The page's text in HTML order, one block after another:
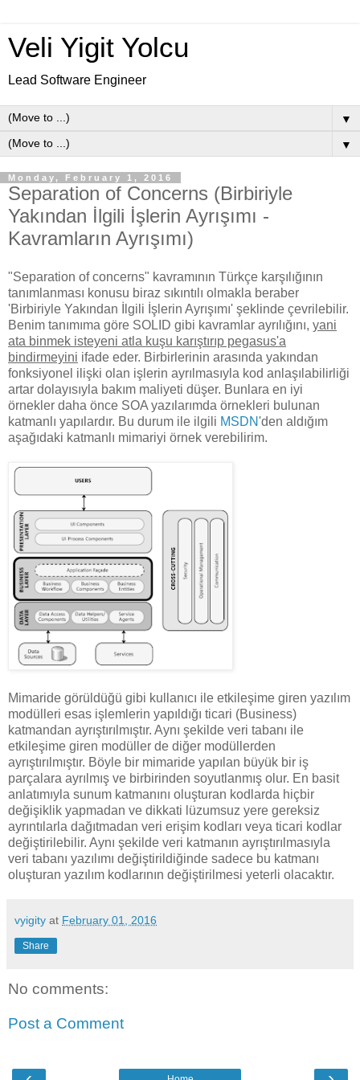
Veli Yigit Yolcu
Lead Software Engineer
▼
▼
Monday, February 1, 2016
Separation of Concerns (Birbiriyle
Yakından İlgili İşlerin Ayrışımı -
Kavramların Ayrışımı)
"Separation of concerns" kavramının Türkçe karşılığının
tanımlanması konusu biraz sıkıntılı olmakla beraber
'Birbiriyle Yakından İlgili İşlerin Ayrışımı' şeklinde çevrilebilir.
Benim tanımıma göre SOLID gibi kavramlar ayrılığını, yani
ata binmek isteyeni atla kuşu karıştırıp pegasus'a
bindirmeyini ifade eder. Birbirlerinin arasında yakından
fonksiyonel ilişki olan işlerin ayrılmasıyla kod anlaşılabilirliği
artar dolayısıyla bakım maliyeti düşer. Bunlara en iyi
örnekler daha önce SOA yazılarımda örnekleri bulunan
katmanlı yapılardır. Bu durum ile ilgili MSDN'den aldığım
aşağıdaki katmanlı mimariyi örnek verebilirim.
Mimaride görüldüğü gibi kullanıcı ile etkileşime giren yazılım
modülleri esas işlemlerin yapıldığı ticari (Business)
katmandan ayrıştırılmıştır. Aynı şekilde veri tabanı ile
etkileşime giren modüller de diğer modüllerden
ayrıştırılmıştır. Böyle bir mimaride yapılan büyük bir iş
parçalara ayrılmış ve birbirinden soyutlanmış olur. En basit
anlatımıyla sunum katmanını oluşturan kodlarda hiçbir
değişiklik yapmadan ve dikkati lüzumsuz yere gereksiz
ayrıntılarla dağıtmadan veri erişim kodları veya ticari kodlar
değiştirilebilir. Aynı şekilde veri katmanın ayrıştırılmasıyla
veri tabanı yazılımı değiştirildiğinde sadece bu katmanı
oluşturan yazılım kodlarının değiştirilmesi yeterli olacaktır.
vyigity at February 01, 2016
Share
No comments:
Post a Comment